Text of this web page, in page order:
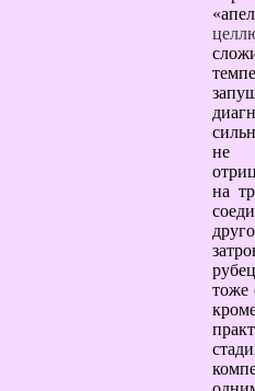
не
на
тоже